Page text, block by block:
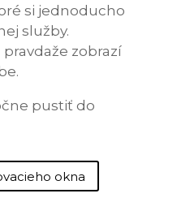
si jednoducho
služby.
zobrazí
pustiť do
okna